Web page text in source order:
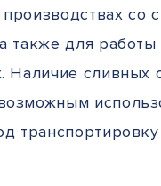
со
также для
Наличие сливных